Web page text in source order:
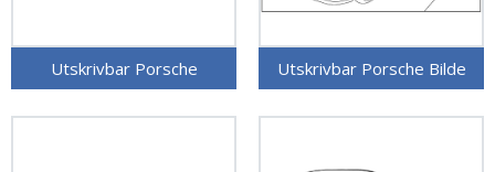
Utskrivbar Porsche Utskrivbar Porsche Bilde